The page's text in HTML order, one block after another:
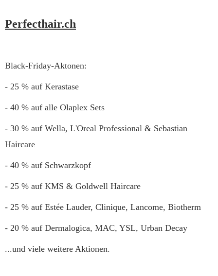
Perfecthair.ch
Black-Friday-Aktonen:
- 25 % auf Kerastase
- 40 % auf alle Olaplex Sets
- 30 % auf Wella, L'Oreal Professional & Sebastian
Haircare
- 40 % auf Schwarzkopf
- 25 % auf KMS & Goldwell Haircare
- 25 % auf Estée Lauder, Clinique, Lancome, Biotherm
- 20 % auf Dermalogica, MAC, YSL, Urban Decay
...und viele weitere Aktionen.